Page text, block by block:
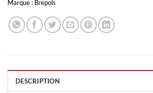
Marque : Brepols
DESCRIPTION